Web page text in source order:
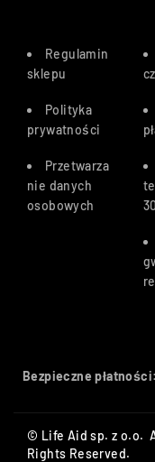
Regulamin
sklepu
Polityka
prywatności
Przetwarza
nie danych
osobowych
Bezpieczne płatności:
© Life Aid sp. z o.o.
Rights Reserved.